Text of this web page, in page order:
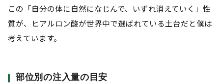
この「自分の体に自然になじんで、いずれ消えていく」性
質が、ヒアルロン酸が世界中で選ばれている土台だと僕は
考えています。
部位別の注入量の目安